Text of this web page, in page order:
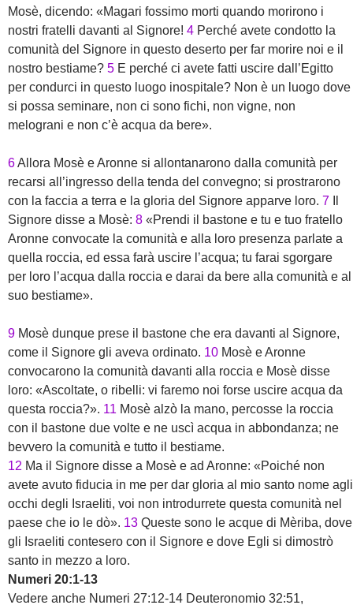
Mosè, dicendo: «Magari fossimo morti quando morirono i
nostri fratelli davanti al Signore! 4 Perché avete condotto la
comunità del Signore in questo deserto per far morire noi e il
nostro bestiame? 5 E perché ci avete fatti uscire dall’Egitto
per condurci in questo luogo inospitale? Non è un luogo dove
si possa seminare, non ci sono fichi, non vigne, non
melograni e non c’è acqua da bere».
6Allora Mosè e Aronne si allontanarono dalla comunità per
recarsi all’ingresso della tenda del convegno; si prostrarono
con la faccia a terra e la gloria del Signore apparve loro. 7
Signore disse a Mosè: 8 «Prendi il bastone e tu e tuo fratello
Aronne convocate la comunità e alla loro presenza parlate a
quella roccia, ed essa farà uscire l’acqua; tu farai sgorgare
per loro l’acqua dalla roccia e darai da bere alla comunità e al
suo bestiame».
9 Mosè dunque prese il bastone che era davanti al Signore,
come il Signore gli aveva ordinato. 10 Mosè e Aronne
convocarono la comunità davanti alla roccia e Mosè disse
loro: «Ascoltate, o ribelli: vi faremo noi forse uscire acqua da
questa roccia?». 11 Mosè alzò la mano, percosse la roccia
con il bastone due volte e ne uscì acqua in abbondanza; ne
bevvero la comunità e tutto il bestiame.
12 Ma il Signore disse a Mosè e ad Aronne: «Poiché non
avete avuto fiducia in me per dar gloria al mio santo nome agli
occhi degli Israeliti, voi non introdurrete questa comunità nel
paese che io le dò». 13 Queste sono le acque di Mèriba, dove
gli Israeliti contesero con il Signore e dove Egli si dimostrò
santo in mezzo a loro.
Numeri 20:1-13
Vedere anche Numeri 27:12-14 Deuteronomio 32:51,